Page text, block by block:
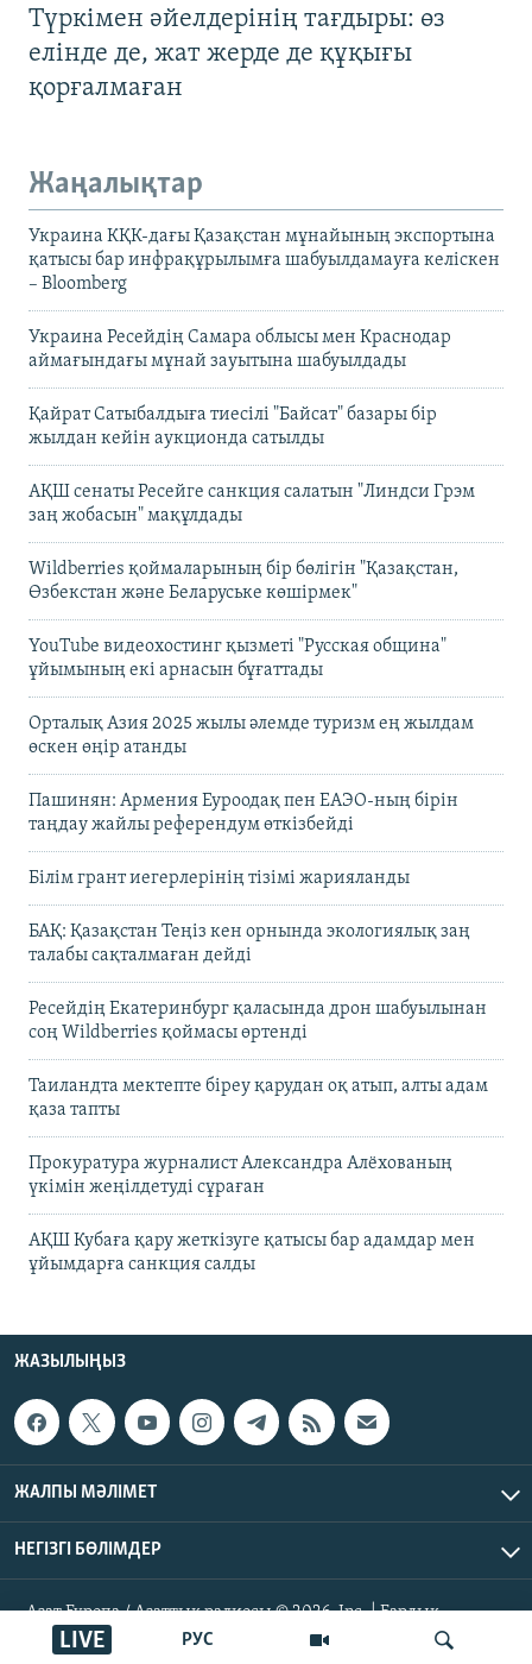
РУС
LIVE
Түркімен әйелдерінің тағдыры: өз
елінде де, жат жерде де құқығы
қорғалмаған
Жаңалықтар
Украина КҚК-дағы Қазақстан мұнайының экспортына
қатысы бар инфрақұрылымға шабуылдамауға келіскен
– Bloomberg
Украина Ресейдің Самара облысы мен Краснодар
аймағындағы мұнай зауытына шабуылдады
Қайрат Сатыбалдыға тиесілі "Байсат" базары бір
жылдан кейін аукционда сатылды
АҚШ сенаты Ресейге санкция салатын "Линдси Грэм
заң жобасын" мақұлдады
Wildberries қоймаларының бір бөлігін "Қазақстан,
Өзбекстан және Беларуське көшірмек"
YouTube видеохостинг қызметі "Русская община"
ұйымының екі арнасын бұғаттады
Орталық Азия 2025 жылы әлемде туризм ең жылдам
өскен өңір атанды
Пашинян: Армения Еуроодақ пен ЕАЭО-ның бірін
таңдау жайлы референдум өткізбейді
Білім грант иегерлерінің тізімі жарияланды
БАҚ: Қазақстан Теңіз кен орнында экологиялық заң
талабы сақталмаған дейді
Ресейдің Екатеринбург қаласында дрон шабуылынан
соң Wildberries қоймасы өртенді
Таиландта мектепте біреу қарудан оқ атып, алты адам
қаза тапты
Прокуратура журналист Александра Алёхованың
үкімін жеңілдетуді сұраған
АҚШ Кубаға қару жеткізуге қатысы бар адамдар мен
ұйымдарға санкция салды
ЖАЗЫЛЫҢЫЗ
ЖАЛПЫ МӘЛІМЕТ
НЕГІЗГІ БӨЛІМДЕР
Азат Еуропа / Азаттық радиосы © 2026, Inc. | Барлық
құқықтары қорғалған